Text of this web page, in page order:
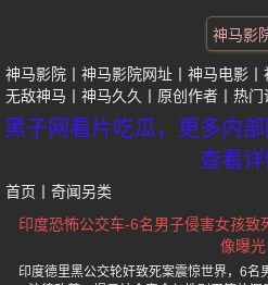
神马影
神马影院 神马影院网址 神马电影
无敌神马
神马久久 原创作者 热门
黑子网看片吃瓜，更多内
查看
首页 奇闻另类
印度恐怖公交车-6名男子侵害女孩
像曝光
印度德里黑公交轮奸致死案震惊世界，6名